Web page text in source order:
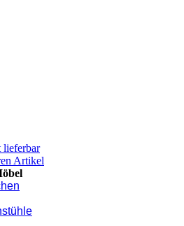
lieferbar
Artikel